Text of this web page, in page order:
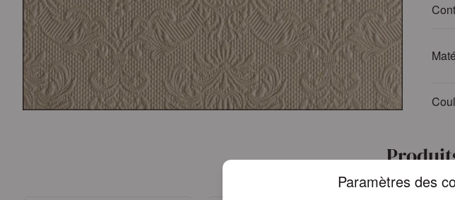
Paramètres des